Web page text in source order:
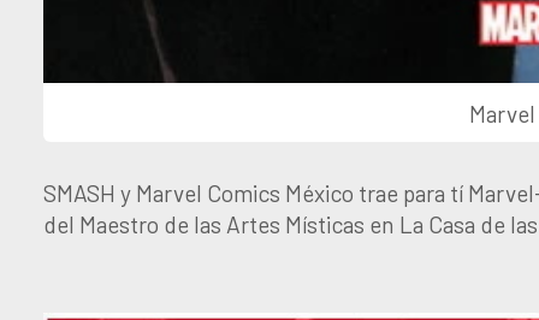
SMASH y Marvel Comics México trae para tí
del Maestro de las Artes Místicas en La Casa de